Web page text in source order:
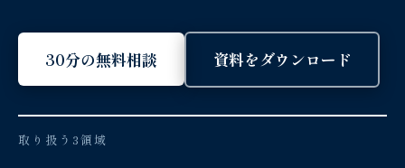
30分の無料相談 資料をダウンロード
取り扱う3領域